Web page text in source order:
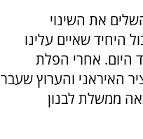
את השינוי
היחיד שאיים עלינו
היום. אחרי הפלת
האיראני והערוץ שעבר
ממשלת לבנון